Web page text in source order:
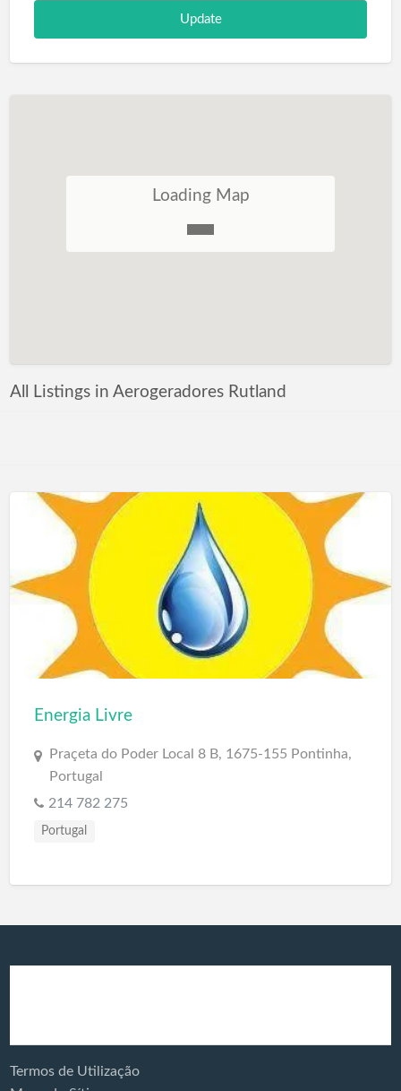
Loading Map
All Listings in Aerogeradores Rutland
Energia Livre
Praçeta do Poder Local 8 B, 1675-155 Pontinha,
Portugal
214 782 275
Portugal
Termos de Utilização